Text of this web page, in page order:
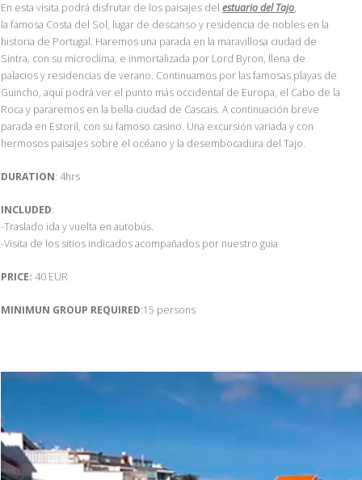
En esta visita podrá disfrutar de los paisajes del estuario del Tajo,
la famosa Costa del Sol, lugar de descanso y residencia de nobles en la
historia de Portugal. Haremos una parada en la maravillosa ciudad de
Sintra, con su microclima, e inmortalizada por Lord Byron, llena de
palacios y residencias de verano. Continuamos por las famosas playas de
Guincho, aquí podrá ver el punto más occidental de Europa, el Cabo de la
Roca y pararemos en la bella ciudad de Cascais. A continuación breve
parada en Estoril, con su famoso casino. Una excursión variada y con
hermosos paisajes sobre el océano y la desembocadura del Tajo.
DURATION: 4hrs
INCLUDED:
-Traslado ida y vuelta en autobús.
-Visita de los sitios indicados acompañados por nuestro guia
PRICE: 40 EUR
MINIMUN GROUP REQUIRED:15 persons